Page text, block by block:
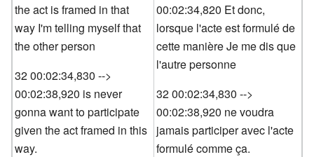
the act is framed in that
way I'm telling myself that
the other person
32 00:02:34,830 -->
00:02:38,920 is never
gonna want to participate
given the act framed in this
way.
00:02:34,820 Et donc,
lorsque l'acte est formulé de
cette manière Je me dis que
l'autre personne
32 00:02:34,830 -->
00:02:38,920 ne voudra
jamais participer avec l'acte
formulé comme ça.